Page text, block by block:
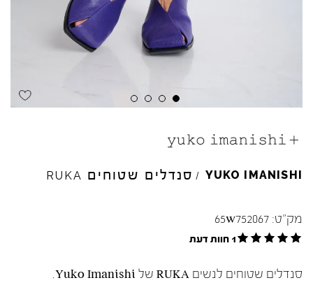
YUKO IMANISHI
/ סנדלים שטוחים RUKA
מק"ט: 65w752067
1 חוות דעת
סנדלים שטוחים לנשים RUKA של Yuko Imanishi.